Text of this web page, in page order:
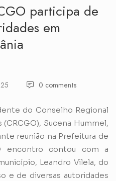
participa de
em
0 comments
do Conselho Regional
Sucena Hummel,
reunião na Prefeitura de
encontro contou com a
Leandro Vilela, do
e de diversas autoridades